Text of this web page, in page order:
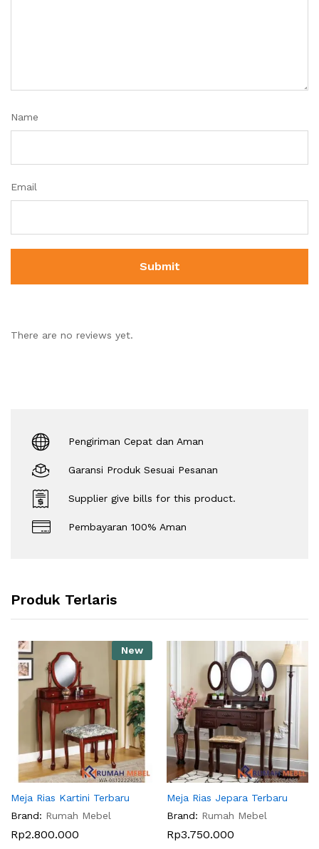
Name
Email
There are no reviews yet.
Pengiriman Cepat dan Aman
Garansi Produk Sesuai Pesanan
Supplier give bills for this product.
Pembayaran 100% Aman
Produk Terlaris
New
Meja Rias Kartini Terbaru
Brand: Rumah Mebel
Rp2.800.000
Meja Rias Jepara Terbaru
Brand: Rumah Mebel
Rp3.750.000